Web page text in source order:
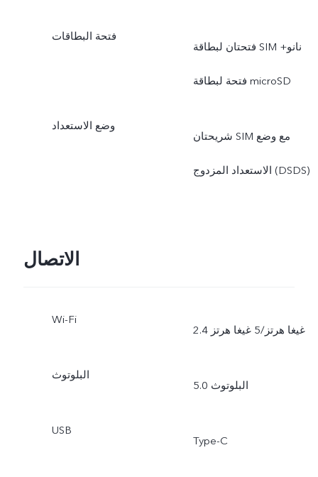
فتحة البطاقات
فتحتان لبطاقة SIM نانو+
فتحة لبطاقة microSD
وضع الاستعداد
شريحتان SIM مع وضع
الاستعداد المزدوج (DSDS)
الاتصال
Wi-Fi
2.4 غيغا هرتز/5 غيغا هرتز
البلوتوث
البلوتوث 5.0
USB
Type-C